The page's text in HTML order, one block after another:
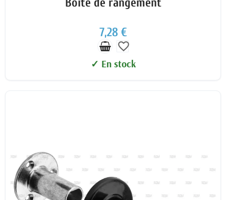
Boîte de rangement
7,28 €
favorite_border
✓ En stock